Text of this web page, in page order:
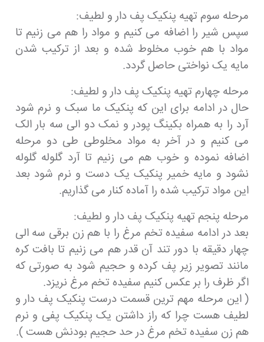
مرحله سوم تهیه پنکیک پف دار و لطیف:
سپس شیر را اضافه می کنیم و مواد را هم می زنیم تا
مواد با هم خوب مخلوط شده و بعد از ترکیب شدن
مایه یک نواختی حاصل گردد.
مرحله چهارم تهیه پنکیک پف دار و لطیف:
حال در ادامه برای این که پنکیک ما سبک و نرم شود
آرد را به همراه بکینگ پودر و نمک دو الی سه بار الک
می کنیم و در آخر به مواد مخلوطی طی دو مرحله
اضافه نموده و خوب هم می زنیم تا آرد گلوله گلوله
نشود و مایه خمیر پنکیک یک دست و نرم شود بعد
این مواد ترکیب شده را آماده کنار می گذاریم.
مرحله پنجم تهیه پنکیک پف دار و لطیف:
بعد در ادامه سفیده تخم مرغ را با هم زن برقی سه الی
چهار دقیقه با دور تند آن قدر هم می زنیم تا بافت کره
مانند تصویر زیر پف کرده و حجیم شود به صورتی که
اگر ظرف را بر عکس کنیم سفیده تخم مرغ نریزد.
( این مرحله مهم ترین قسمت درست پنکیک پف دار و
لطیف هست چرا که راز داشتن یک پنکیک پفی و نرم
هم زن سفیده تخم مرغ در حد حجیم بودنش هست ).